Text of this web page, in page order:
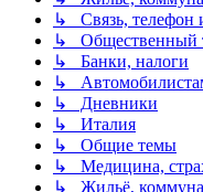
↳ Связь, телефон
↳ Общественный
↳ Банки, налоги
↳
↳ Дневники
↳ Италия
↳ Общие темы
↳ Медицина,
↳ Жильё,